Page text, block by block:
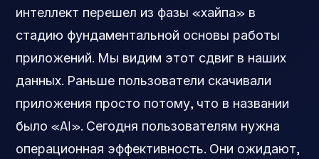
интеллект перешел из фазы «хайпа» в
стадию фундаментальной основы работы
приложений. Мы видим этот сдвиг в наших
данных. Раньше пользователи скачивали
приложения просто потому, что в названии
было «AI». Сегодня пользователям нужна
операционная эффективность. Они ожидают,